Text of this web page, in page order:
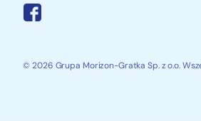
© 2026 Grupa Morizon-Gratka Sp. z o.o.